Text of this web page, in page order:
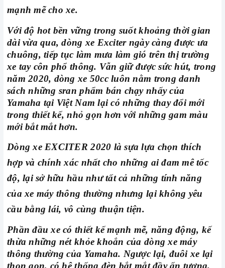
mạnh mẽ cho xe.
Với độ hot bền vững trong suốt khoảng thời gian
dài vừa qua, dòng xe Exciter ngày càng được ưa
chuông, tiếp tục làm mưa làm gió trên thị trường
xe tay côn phổ thông. Vẫn giữ được sức hút, trong
năm 2020, dòng xe 50cc luôn nằm trong danh
sách những sran phẩm bán chạy nhấy của
Yamaha tại Việt Nam lại có những thay đổi mới
trong thiết kế, nhỏ gọn hơn với những gam màu
mới bắt mắt hơn.
Dòng xe EXCITER 2020 là sựa lựa chọn thích
hợp và chính xác nhất cho những ai đam mê tốc
độ, lại sở hữu hầu như tất cả những tính năng
của xe máy thông thường nhưng lại không yêu
cầu bằng lái, vô cùng thuận tiện.
Phần đầu xe có thiết kế mạnh mẽ, năng động, kế
thừa những nét khỏe khoắn của dòng xe máy
thông thường của Yamaha. Ngược lại, đuôi xe lại
thon gọn, có hệ thống đèn bắt mắt đầy ấn tượng.